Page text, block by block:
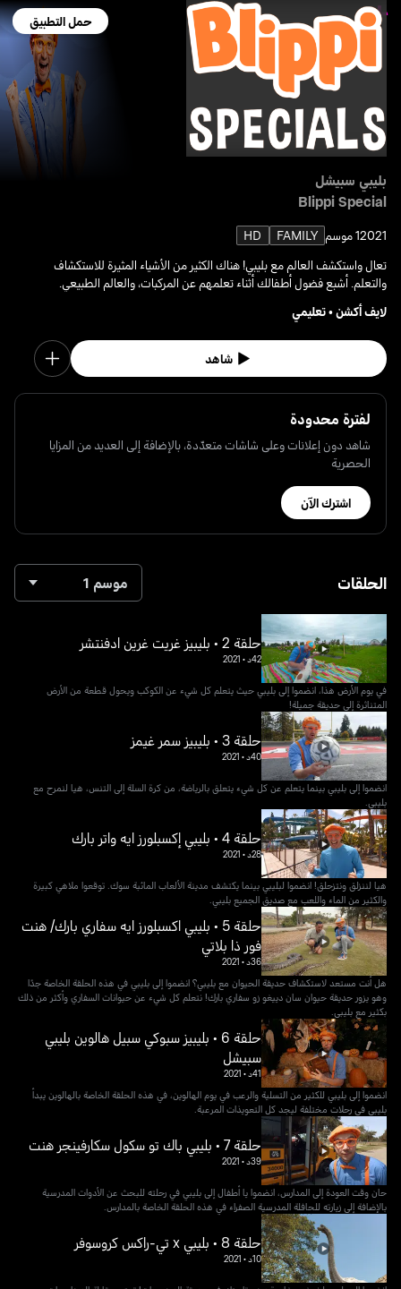
حمل التطبيق
بليبي سبيشل
Blippi Special
20211 موسم FAMILY
HD
تعال واستكشف العالم مع بليبي! هناك الكثير من الأشياء المثيرة للاستكشاف
والتعلم. أشبع فضول أطفالك أثناء تعلمهم عن المركبات، والعالم الطبيعي.
لايف أكشن•تعليمي
شاهد
لفترة محدودة
شاهد دون إعلانات وعلى شاشات متعدّدة، بالإضافة إلى العديد من المزايا
الحصرية
اشترك الآن
الحلقات موسم 1
حلقة 2 • بليبيز غريت غرين ادفنتشر
42د •
2021
في يوم الأرض هذا، انضموا إلى بليبي حيث يتعلم كل شيء عن الكوكب ويحول قطعة من الأرض
المتناثرة إلى حديقة جميلة!
حلقة 3 • بليبيز سمر غيمز
40د •
2021
انضموا إلى بليبي بينما يتعلم عن كل شيء يتعلق بالرياضة، من كرة السلة إلى التنس، هيا لنمرح مع
بليبي.
حلقة 4 • بليبي إكسبلورز ايه واتر بارك
28د •
2021
هيا لننزلق ونتزحلق! انضموا لبليبي بينما يكتشف مدينة الألعاب المائبة سوك. توقعوا ملاهي كبيرة
والكثير من الماء واللعب مع صديق الجميع بليبي.
حلقة 5 • بليبي اكسبلورز ايه سفاري بارك/ هنت
فور ذا بلاتي
36د •
2021
هل أنت مستعد لاستكشاف حديقة الحيوان مع بليبي؟ انضموا إلى بليبي في هذه الحلقة الخاصة جدًا
وهو يزور حديقة حيوان سان دييغو زو سفاري بارك! نتعلم كل شيء عن حيوانات السفاري وأكثر من ذلك
بكثير مع بليبي.
حلقة 6 • بليبيز سبوكي سبيل هالوين بليبي
سبيشل
41د •
2021
انضموا إلى بليبي للكثير من التسلية والرعب في يوم الهالوين، في هذه الحلقة الخاصة بالهالوين يبدأ
بليبي في رحلات مختلفة ليجد كل التعويذات المرعبة.
حلقة 7 • بليبي باك تو سكول سكارفينجر هنت
39د •
2021
حان وقت العودة إلى المدارس، انضموا يا أطفال إلى بليبي في رحلته للبحث عن الأدوات المدرسية
بالإضافة إلى زيارته للحافلة المدرسية الصفراء في هذه الحلقة الخاصة بالمدارس.
حلقة 8 • بليبي x تي-راكس كروسوفر
10د •
2021